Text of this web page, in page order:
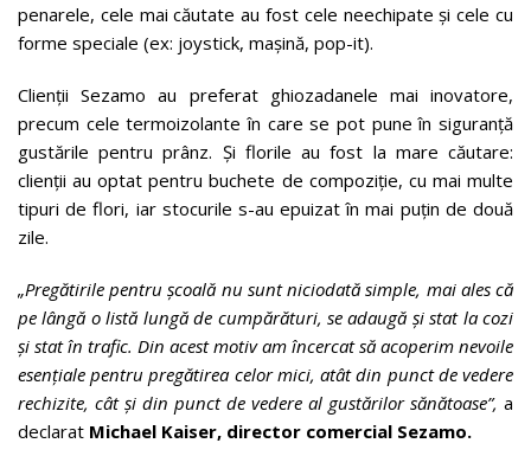
penarele, cele mai căutate au fost cele neechipate și cele cu
forme speciale (ex: joystick, mașină, pop-it).
Clienții Sezamo au preferat ghiozadanele mai inovatore,
precum cele termoizolante în care se pot pune în siguranță
gustările pentru prânz. Și florile au fost la mare căutare:
clienții au optat pentru buchete de compoziție, cu mai multe
tipuri de flori, iar stocurile s-au epuizat în mai puțin de două
zile.
„Pregătirile pentru școală nu sunt niciodată simple, mai ales că
pe lângă o listă lungă de cumpărături, se adaugă și stat la cozi
și stat în trafic. Din acest motiv am încercat să acoperim nevoile
esențiale pentru pregătirea celor mici, atât din punct de vedere
rechizite, cât și din punct de vedere al gustărilor sănătoase”, a
declarat Michael Kaiser, director comercial Sezamo.